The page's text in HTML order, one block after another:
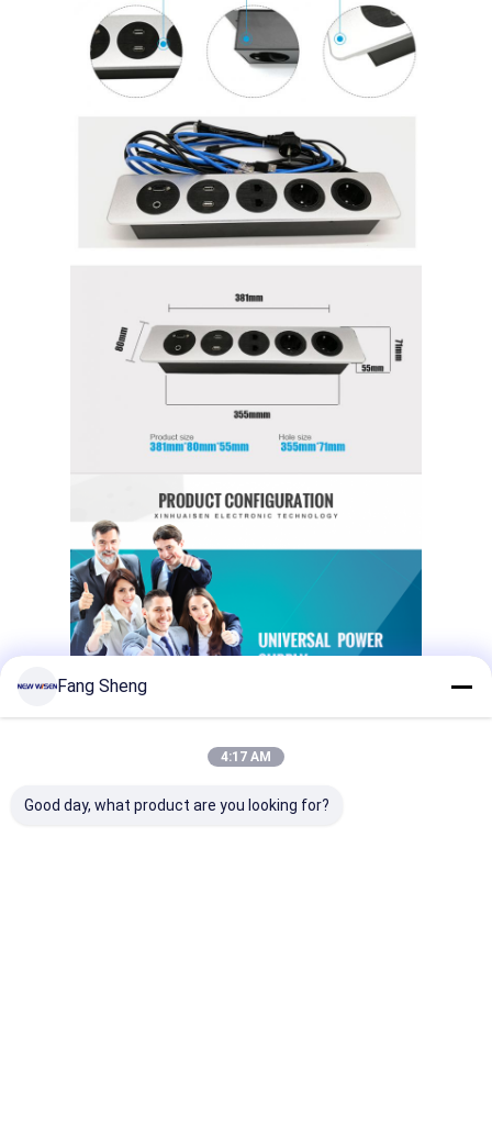
Ascenseur de moniteur LCD
Moniteur à défilement
Coupe d'alimentation en retrait
Socket d'extension en retrait
Sockets de prise de tour
Boîte de connexion de table de conférence
Socket de sortie hydraulique
prise de courant de bureau
Socket de piste
Tape électrique montée sur la table
Sortie de bureau en retrait
Fang Sheng
4:17 AM
Good day, what product are you looking for?